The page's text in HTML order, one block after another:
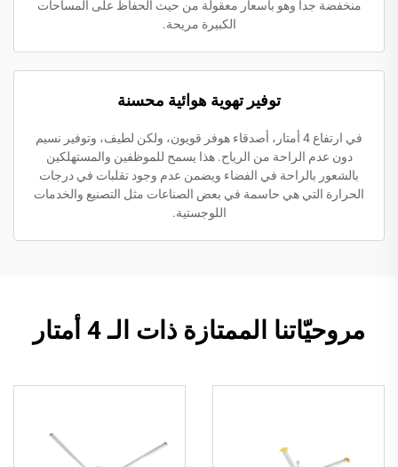
منخفضة جداً وهو بأسعار معقولة من حيث الحفاظ على المساحات
الكبيرة مريحة.
توفير تهوية هوائية محسنة
في ارتفاع 4 أمتار، أصدقاء هوفر قويون، ولكن لطيف، وتوفير نسيم
دون عدم الراحة من الرياح. هذا يسمح للموظفين والمستهلكين
بالشعور بالراحة في الفضاء ويضمن عدم وجود تقلبات في درجات
الحرارة التي هي حاسمة في بعض الصناعات مثل التصنيع والخدمات
اللوجستية.
مروحيّاتنا الممتازة ذات الـ 4 أمتار